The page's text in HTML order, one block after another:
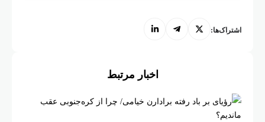
اشتراک‌ها:
اخبار مرتبط